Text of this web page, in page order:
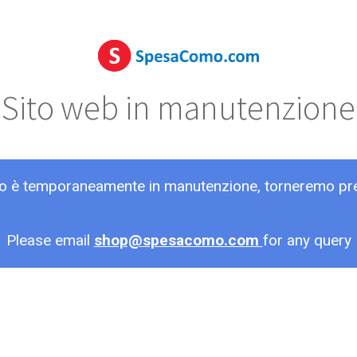
Sito web in manutenzione
è temporaneamente in manutenzione, torneremo
Please email shop@spesacomo.com for any query